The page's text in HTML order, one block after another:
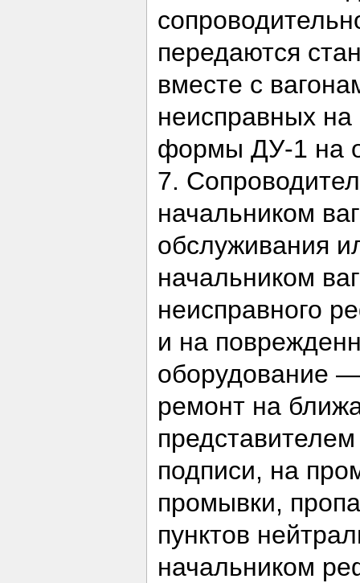
передаются
вместе с
неисправных на
формы ДУ-1 на
7.
начальником
обслуживания
начальником
неисправного
и на
оборудование
ремонт на
подписи, на
промывки,
пунктов
начальником